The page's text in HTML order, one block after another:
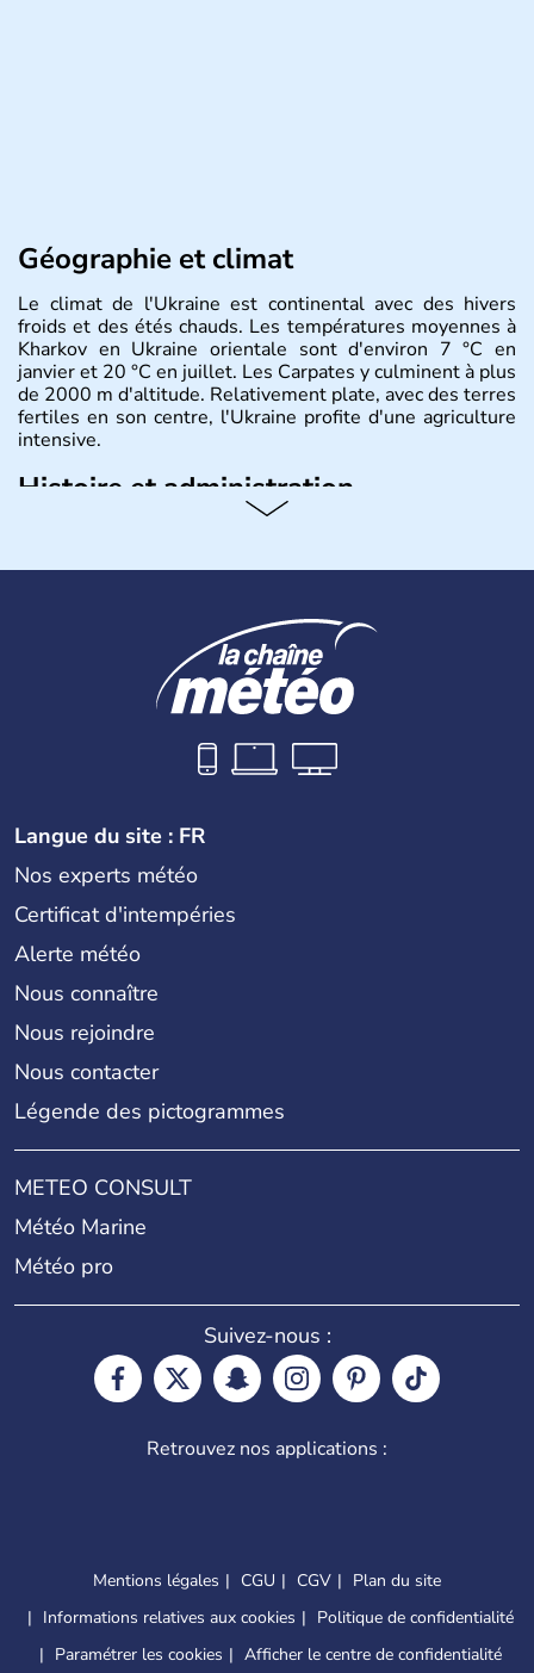
Géographie et climat
Le climat de l'Ukraine est continental avec des hivers
froids et des étés chauds. Les températures moyennes à
Kharkov en Ukraine orientale sont d'environ 7 °C en
janvier et 20 °C en juillet. Les Carpates y culminent à plus
de 2000 m d'altitude. Relativement plate, avec des terres
fertiles en son centre, l'Ukraine profite d'une agriculture
intensive.
Histoire et administration
Biélorussie au Nord. La capitale s'appelle Kiev et
remonte au 24 août 1991. Sébastopol, Karkhov et
Odessa sont les principales villes d'Ukraine.
Langue du site : FR
Nos experts météo
Certificat d'intempéries
Alerte météo
Nous connaître
Nous rejoindre
Nous contacter
Légende des pictogrammes
METEO CONSULT
Météo Marine
Météo pro
Suivez-nous :
Retrouvez nos applications :
Mentions légales CGU CGV
Plan du site
Informations relatives aux cookies
Politique de confidentialité
Paramétrer les cookies
Afficher le centre de confidentialité